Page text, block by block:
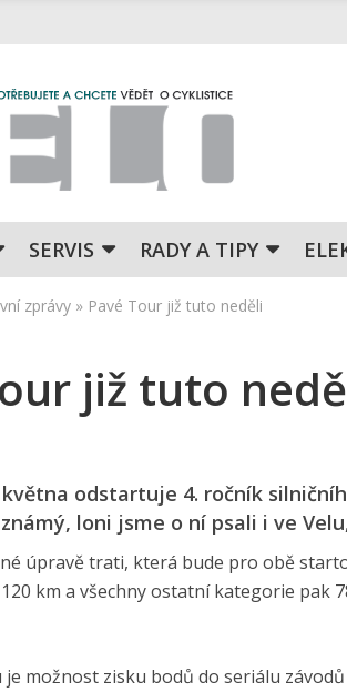
SERVIS RADY A TIPY
zprávy » Pavé Tour již tuto neděli
již tuto
května odstartuje 4. ročník
loni jsme o ní psali i ve
úpravě trati, která bude pro obě
km a všechny ostatní kategorie pak
možnost zisku bodů do seriálu